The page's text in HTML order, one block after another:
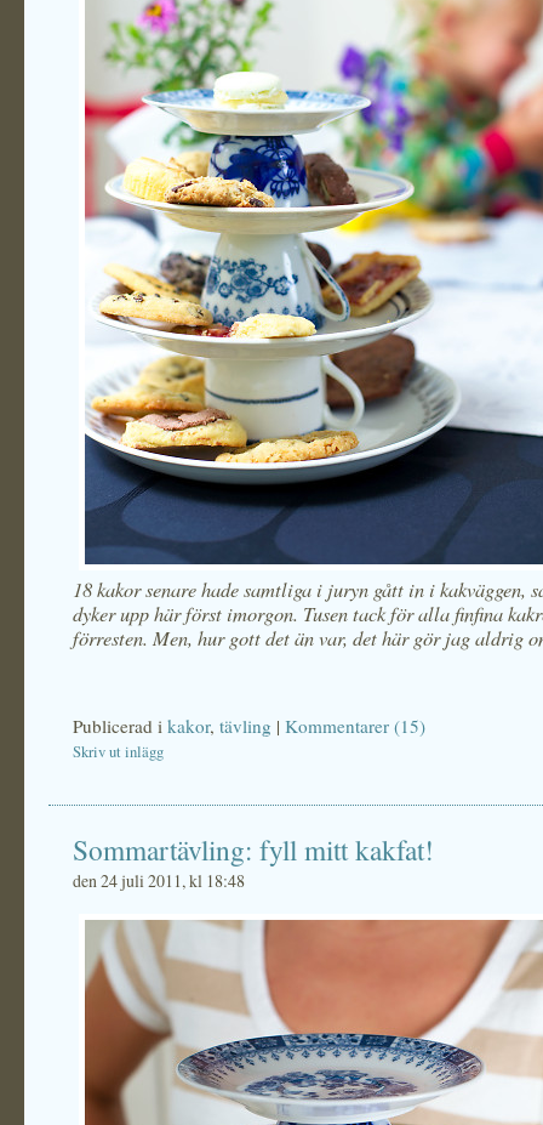
18 kakor senare hade samtliga i juryn gått in i kakväggen,
dyker upp här först imorgon. Tusen tack för alla finfina
förresten. Men, hur gott det än var, det här gör jag aldrig
Publicerad i kakor, tävling | Kommentarer (15)
Skriv ut inlägg
Sommartävling: fyll mitt kakfat!
den 24 juli 2011, kl 18:48